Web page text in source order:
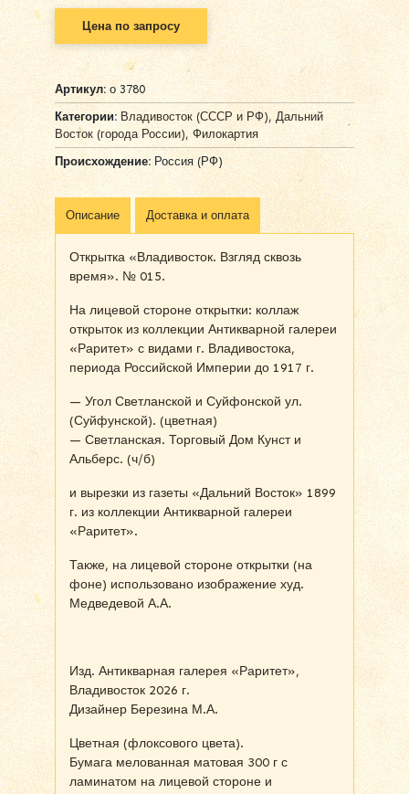
Цена по запросу
Артикул:о 3780
Категории: Владивосток (СССР и РФ),Дальний
Восток (города России),Филокартия
Происхождение:Россия (РФ)
Описание Доставка и оплата
Открытка «Владивосток. Взгляд сквозь
время». № 015.
На лицевой стороне открытки: коллаж
открыток из коллекции Антикварной галереи
«Раритет» с видами г. Владивостока,
периода Российской Империи до 1917 г.
— Угол Светланской и Суйфонской ул.
(Суйфунской). (цветная)
— Светланская. Торговый Дом Кунст и
Альберс. (ч/б)
и вырезки из газеты «Дальний Восток» 1899
г. из коллекции Антикварной галереи
«Раритет».
Также, на лицевой стороне открытки (на
фоне) использовано изображение худ.
Медведевой А.А.
Изд. Антикварная галерея «Раритет»,
Владивосток 2026 г.
Дизайнер Березина М.А.
Цветная (флоксового цвета).
Бумага мелованная матовая 300 г с
ламинатом на лицевой стороне и